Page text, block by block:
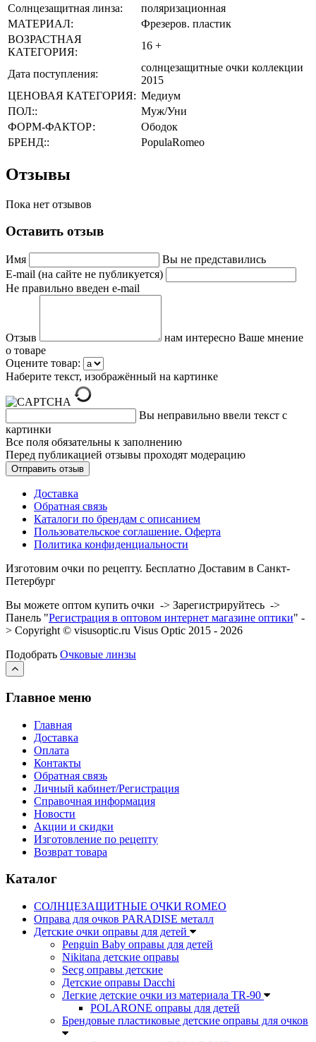
Солнцезащитная линза:
поляризационная
МАТЕРИАЛ:
Фрезеров. пластик
ВОЗРАСТНАЯ
КАТЕГОРИЯ:
16 +
Дата поступления:
солнцезащитные очки коллекции
2015
ЦЕНОВАЯ КАТЕГОРИЯ: Медиум
ПОЛ::
Муж/Уни
ФОРМ-ФАКТОР:
Ободок
БРЕНД::
PopulaRomeo
Отзывы
Пока нет отзывов
Оставить отзыв
Имя
Вы не представились
E-mail (на сайте не публикуется)
Не правильно введен e-mail
Отзыв
нам интересно Ваше мнение
о товаре
Оцените товар:
Наберите текст, изображённый на картинке
Вы неправильно ввели текст с
картинки
Все поля обязательны к заполнению
Перед публикацией отзывы проходят модерацию
Доставка
Обратная связь
Каталоги по брендам с описанием
Пользовательское соглашение. Оферта
Политика конфиденциальности
Изготовим очки по рецепту. Бесплатно Доставим в Санкт-
Петербург
Вы можете оптом купить очки -> Зарегистрируйтесь ->
Панель "Регистрация в оптовом интернет магазине оптики" -
> Copyright © visusoptic.ru Visus Optic 2015 - 2026
Подобрать Очковые линзы
Главное меню
Главная
Доставка
Оплата
Контакты
Обратная связь
Личный кабинет/Регистрация
Справочная информация
Новости
Акции и скидки
Изготовление по рецепту
Возврат товара
Каталог
СОЛНЦЕЗАЩИТНЫЕ ОЧКИ ROMEO
Оправа для очков PARADISE металл
Детские очки оправы для детей
Penguin Baby оправы для детей
Nikitana детские оправы
Secg оправы детские
Детские оправы Dacchi
Легкие детские очки из материала TR-90
POLARONE оправы для детей
Брендовые пластиковые детские оправы для очков